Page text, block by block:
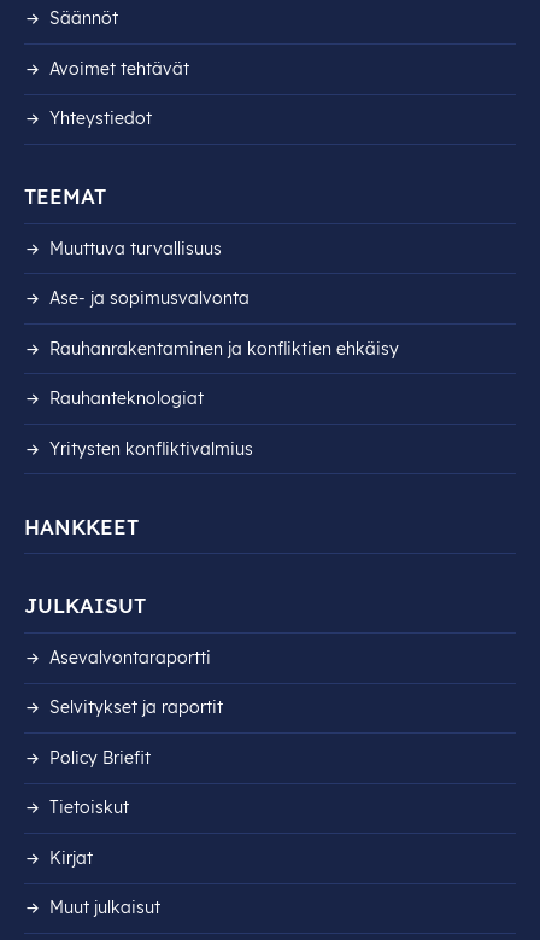
Säännöt
Avoimet tehtävät
Yhteystiedot
TEEMAT
Muuttuva turvallisuus
Ase- ja sopimusvalvonta
Rauhanrakentaminen ja konfliktien ehkäisy
Rauhanteknologiat
Yritysten konfliktivalmius
HANKKEET
JULKAISUT
Asevalvontaraportti
Selvitykset ja raportit
Policy Briefit
Tietoiskut
Kirjat
Muut julkaisut